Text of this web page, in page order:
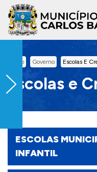
Ir para conteúdo principal
Inicio Governo Escolas E
Escolas e
ESCOLAS
INFANTIL